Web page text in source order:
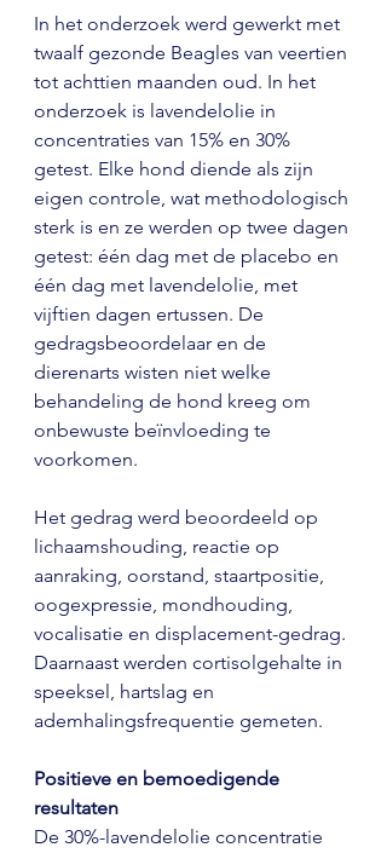
In het onderzoek werd gewerkt met
twaalf gezonde Beagles van veertien
tot achttien maanden oud. In het
onderzoek is lavendelolie in
concentraties van 15% en 30%
getest. Elke hond diende als zijn
eigen controle, wat methodologisch
sterk is en ze werden op twee dagen
getest: één dag met de placebo en
één dag met lavendelolie, met
vijftien dagen ertussen. De
gedragsbeoordelaar en de
dierenarts wisten niet welke
behandeling de hond kreeg om
onbewuste beïnvloeding te
voorkomen.
Het gedrag werd beoordeeld op
lichaamshouding, reactie op
aanraking, oorstand, staartpositie,
oogexpressie, mondhouding,
vocalisatie en displacement-gedrag.
Daarnaast werden cortisolgehalte in
speeksel, hartslag en
ademhalingsfrequentie gemeten.
Positieve en bemoedigende
resultaten
De 30%-lavendelolie concentratie